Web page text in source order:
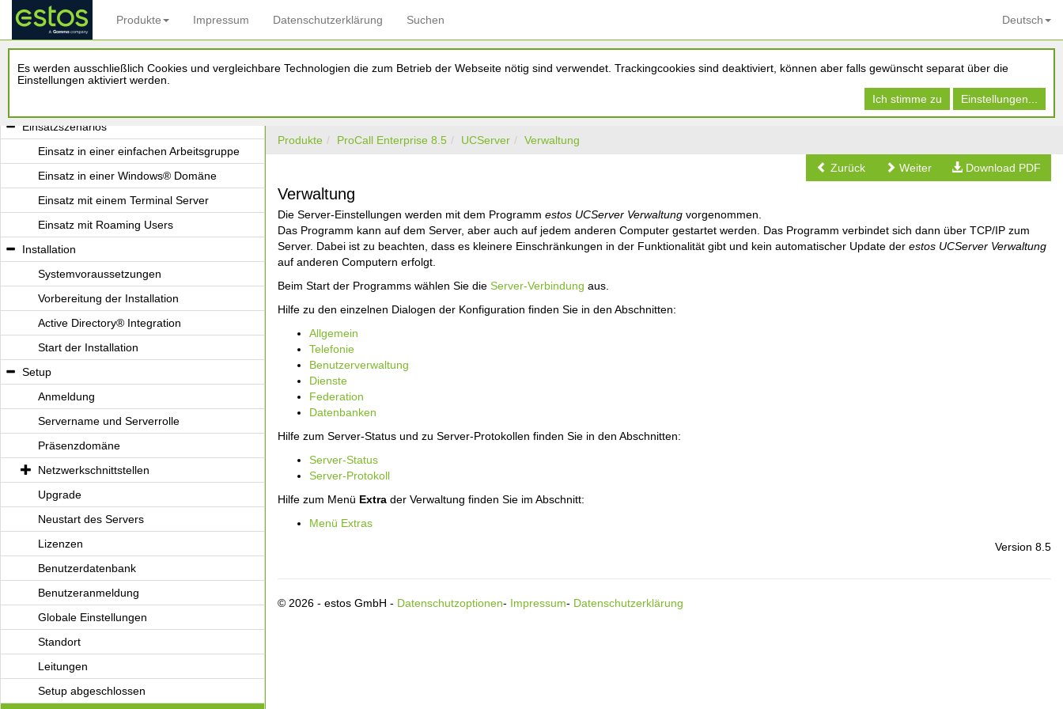
Es werden ausschließlich Cookies und vergleichbare Technologien die zum Betrieb der Webseite nötig sind verwendet. Trackingcookies sind deaktiviert, können aber falls gewünscht separat über die
Einstellungen aktiviert werden.
Ich stimme zu
Einstellungen...
Produkte Impressum Datenschutzerklärung Suchen Deutsch
Willkommen zum estos UCServer
Der estos UCServer
Einsatzszenarios
Einsatz in einer einfachen Arbeitsgruppe
Einsatz in einer Windows® Domäne
Einsatz mit einem Terminal Server
Einsatz mit Roaming Users
Installation
Systemvoraussetzungen
Vorbereitung der Installation
Active Directory® Integration
Start der Installation
Setup
Anmeldung
Servername und Serverrolle
Präsenzdomäne
Netzwerkschnittstellen
Upgrade
Neustart des Servers
Lizenzen
Benutzerdatenbank
Benutzeranmeldung
Globale Einstellungen
Standort
Leitungen
Setup abgeschlossen
Produkte ProCall Enterprise 8.5 UCServer Verwaltung
Zurück Weiter Download PDF
Verwaltung
Die Server-Einstellungen werden mit dem Programm estos UCServer Verwaltung vorgenommen.
Das Programm kann auf dem Server, aber auch auf jedem anderen Computer gestartet werden. Das Programm verbindet sich dann über TCP/IP zum
Server. Dabei ist zu beachten, dass es kleinere Einschränkungen in der Funktionalität gibt und kein automatischer Update der estos UCServer Verwaltung
auf anderen Computern erfolgt.
Beim Start der Programms wählen Sie die Server-Verbindung aus.
Hilfe zu den einzelnen Dialogen der Konfiguration finden Sie in den Abschnitten:
Allgemein
Telefonie
Benutzerverwaltung
Dienste
Federation
Datenbanken
Hilfe zum Server-Status und zu Server-Protokollen finden Sie in den Abschnitten:
Server-Status
Server-Protokoll
Hilfe zum Menü Extra der Verwaltung finden Sie im Abschnitt:
Menü Extras
Version 8.5
© 2026 - estos GmbH - Datenschutzoptionen- Impressum- Datenschutzerklärung